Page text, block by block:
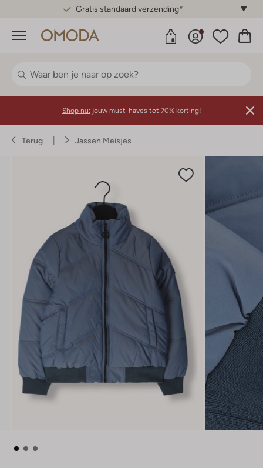
Gratis standaard verzending*
Menu
Shop nu: jouw must-haves tot 70% korting!
Terug Jassen Meisjes